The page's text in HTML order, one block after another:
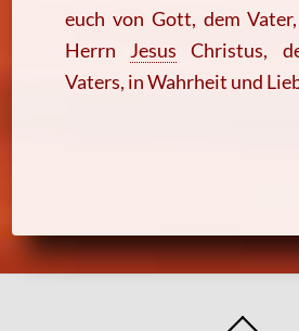
euch von Gott, dem
Herrn
Jesus
Christus,
Vaters, in Wahrheit und